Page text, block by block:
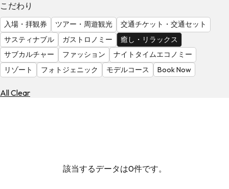
る
気
を
見
る
こだわり
入場・拝観券 ツアー・周遊観光
交通チケット・交通セット
サスティナブル
ガストロノミー
癒し・リラックス
サブカルチャー
ファッション
ナイトタイムエコノミー
リゾート
フォトジェニック モデルコース Book Now
All Clear
該当するデータは0件です。